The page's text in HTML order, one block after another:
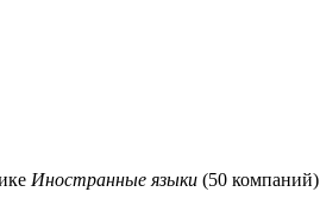
Иностранные языки (50 компаний)